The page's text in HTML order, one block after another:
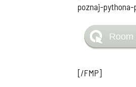
poznaj-pythona-
[/FMP]